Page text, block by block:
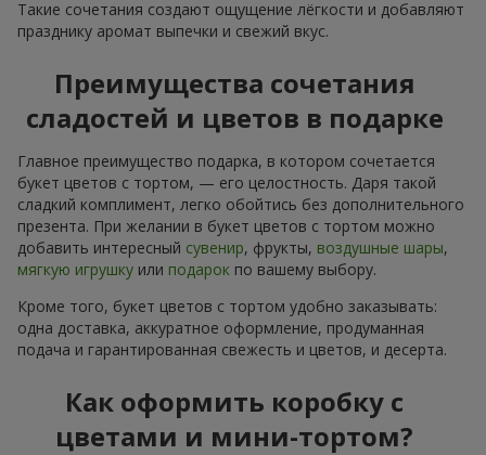
Такие сочетания создают ощущение лёгкости и добавляют
празднику аромат выпечки и свежий вкус.
Преимущества сочетания
сладостей и цветов в подарке
Главное преимущество подарка, в котором сочетается
букет цветов с тортом, — его целостность. Даря такой
сладкий комплимент, легко обойтись без дополнительного
презента. При желании в букет цветов с тортом можно
добавить интересный сувенир, фрукты, воздушные шары,
мягкую игрушку или подарок по вашему выбору.
Кроме того, букет цветов с тортом удобно заказывать:
одна доставка, аккуратное оформление, продуманная
подача и гарантированная свежесть и цветов, и десерта.
Как оформить коробку с
цветами и мини-тортом?